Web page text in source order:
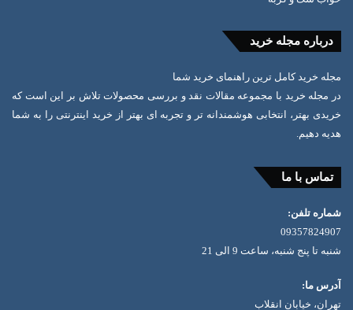
درباره مجله خرید
مجله خرید کامل ترین راهنمای خرید شما
در مجله خرید با مجموعه مقالات نقد و بررسی محصولات تلاش بر این است که
خریدی بهتر، انتخابی هوشمندانه تر و تجربه ای بهتر از خرید اینترنتی را به شما
هدیه دهیم.
تماس با ما
شماره تلفن:
09357824907
شنبه تا پنج شنبه، ساعت 9 الی 21
آدرس ما:
تهران، خیابان انقلاب